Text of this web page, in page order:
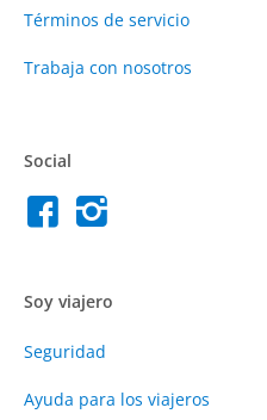
Términos de servicio
Trabaja con nosotros
Social
Soy viajero
Seguridad
Ayuda para los viajeros